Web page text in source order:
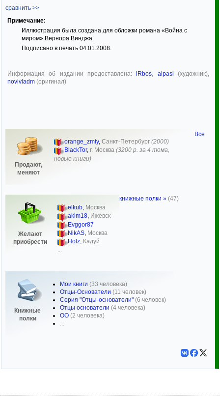
сравнить >>
Примечание:
Иллюстрация была создана для обложки романа «Война с
миром» Вернора Винджа.
Подписано в печать 04.01.2008.
Информация об издании предоставлена:iRbos, alpasi(художник),
novivladm (оригинал)
Продают,
меняют
orange_zmiy, Санкт-Петербург (2000)
BlackTor, г. Москва (3200 р. за 4 тома,
новые книги)
Желают
приобрести
elkub, Москва
akim18, Ижевск
Evggor87
NikAS, Москва
Holz, Кадуй
Книжные
полки
Мои книги (33 человека)
Отцы-Основатели (11 человек)
Серия "Отцы-основатели" (6 человек)
Отцы основатели (4 человека)
ОО (2 человека)
...
Все
книжные полки » (47)